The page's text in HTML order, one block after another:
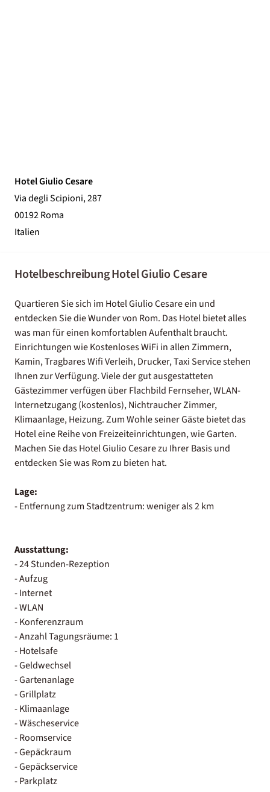
Hotel Giulio Cesare
Via degli Scipioni, 287
00192 Roma
Italien
Hotelbeschreibung Hotel Giulio Cesare
Quartieren Sie sich im Hotel Giulio Cesare ein und
entdecken Sie die Wunder von Rom. Das Hotel bietet alles
was man für einen komfortablen Aufenthalt braucht.
Einrichtungen wie Kostenloses WiFi in allen Zimmern,
Kamin, Tragbares Wifi Verleih, Drucker, Taxi Service stehen
Ihnen zur Verfügung. Viele der gut ausgestatteten
Gästezimmer verfügen über Flachbild Fernseher, WLAN-
Internetzugang (kostenlos), Nichtraucher Zimmer,
Klimaanlage, Heizung. Zum Wohle seiner Gäste bietet das
Hotel eine Reihe von Freizeiteinrichtungen, wie Garten.
Machen Sie das Hotel Giulio Cesare zu Ihrer Basis und
entdecken Sie was Rom zu bieten hat.
Lage:
- Entfernung zum Stadtzentrum: weniger als 2 km
Ausstattung:
- 24 Stunden-Rezeption
- Aufzug
- Internet
- WLAN
- Konferenzraum
- Anzahl Tagungsräume: 1
- Hotelsafe
- Geldwechsel
- Gartenanlage
- Grillplatz
- Klimaanlage
- Wäscheservice
- Roomservice
- Gepäckraum
- Gepäckservice
- Parkplatz